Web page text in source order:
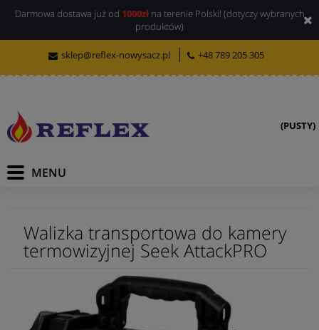
Darmowa dostawa już od 1000złna terenie Polski! (dotyczy wybranych
produktów)
sklep@reflex-nowysacz.pl +48 789 205 305
(PUSTY)
Walizka transportowa do kamery
termowizyjnej Seek AttackPRO